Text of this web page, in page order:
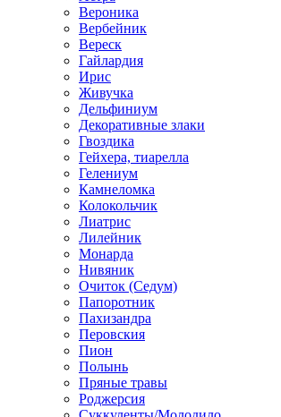
Вероника
Вербейник
Вереск
Гайлардия
Ирис
Живучка
Дельфиниум
Декоративные злаки
Гвоздика
Гейхера, тиарелла
Гелениум
Камнеломка
Колокольчик
Лиатрис
Лилейник
Монарда
Нивяник
Очиток (Седум)
Папоротник
Пахизандра
Перовския
Пион
Полынь
Пряные травы
Роджерсия